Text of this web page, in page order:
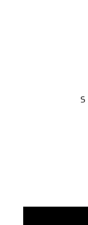
S